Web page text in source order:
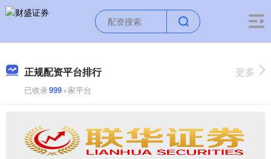
正规配资平台排行
已收录999+家平台
更多